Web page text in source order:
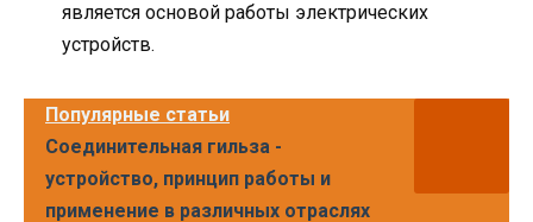
является основой работы электрических
устройств.
Популярные статьи
Соединительная гильза -
устройство, принцип работы и
применение в различных отраслях